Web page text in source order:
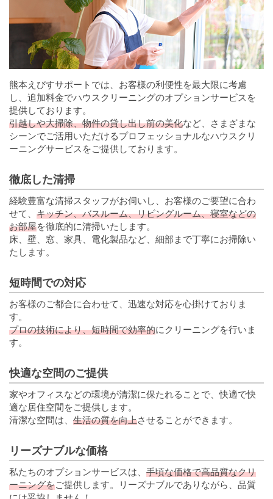
熊本えびすサポートでは、お客様の利便性を最大限に考慮
し、追加料金でハウスクリーニングのオプションサービスを
提供しております。
引越しや大掃除、物件の貸し出し前の美化など、さまざまな
シーンでご活用いただけるプロフェッショナルなハウスクリ
ーニングサービスをご提供しております。
徹底した清掃
経験豊富な清掃スタッフがお伺いし、お客様のご要望に合わ
せて、 キッチン、バスルーム、リビングルーム、寝室などの
お部屋を徹底的に清掃いたします。
床、壁、窓、家具、電化製品など、細部まで丁寧にお掃除い
たします。
短時間での対応
お客様のご都合に合わせて、迅速な対応を心掛けておりま
す。
プロの技術により、短時間で効率的にクリーニングを行いま
す。
快適な空間のご提供
家やオフィスなどの環境が清潔に保たれることで、快適で快
適な居住空間をご提供します。
清潔な空間は、 生活の質を向上させることができます。
リーズナブルな価格
私たちのオプションサービスは、 手頃な価格で高品質なクリ
ーニングをご提供します。リーズナブルでありながら、品質